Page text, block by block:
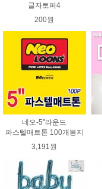
글자토퍼4
200원
네오-5"라운드
파스텔매트톤 100개봉지
3,191원